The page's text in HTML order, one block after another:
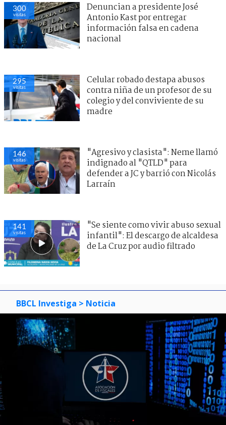
300
visitas
Denuncian a presidente José
Antonio Kast por entregar
información falsa en cadena
nacional
295
visitas
Celular robado destapa abusos
contra niña de un profesor de su
colegio y del conviviente de su
madre
146
visitas
"Agresivo y clasista": Neme llamó
indignado al "QTLD" para
defender a JC y barrió con Nicolás
Larraín
141
visitas
"Se siente como vivir abuso sexual
infantil": El descargo de alcaldesa
de La Cruz por audio filtrado
BBCL Investiga > Noticia